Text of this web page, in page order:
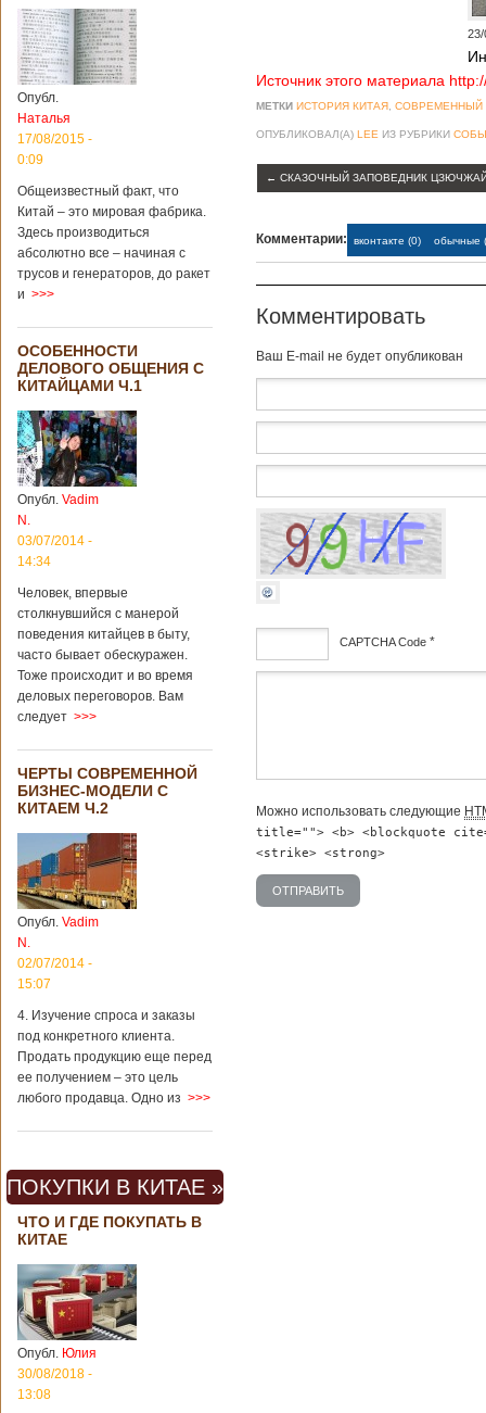
крупный
бирюзовый
рудник
Китайским
археологам
обнаружить
крупнейший рудник
по добыче бирюзы
на территории
Уйгурского
автономного
Китая. Об этом
сообщает
агентство Синьхуа,
ссылаясь на
Синьцзянский
институт
археологии и
культурных
реликвий. Площадь
участка, на
котором добывали
бирюзу, составляет
квадратных
километров.
Сообщается, что
рудник состоит из
функциональных
Подробнее...
Опубликовано
для туристов
вещи в Китае
Традиции и образ
жизни жителей
Китая существенно
отличаются от
Мы собрали для
вас информацию о
вещах, которые
больше всего
удивляют туристов
в Поднебесной.
Металлодетекторы
не было, да и весь
Китай в этом
отношении
считается
государством. Но в
метрополитене
Шанхая или
Подробнее...
Опубликовано
23/09/2018 - 13:07
В Китае
появился на
свет ребенок
Опубл.
Наталья
17/08/2015 -
0:09
Общеизвестный факт, что
Китай – это мировая фабрика.
Здесь производиться
абсолютно все – начиная с
трусов и генераторов, до ракет
и >>>
ОСОБЕННОСТИ
ДЕЛОВОГО ОБЩЕНИЯ С
КИТАЙЦАМИ Ч.1
Опубл. Vadim
N.
03/07/2014 -
14:34
Человек, впервые
столкнувшийся с манерой
поведения китайцев в быту,
часто бывает обескуражен.
Тоже происходит и во время
деловых переговоров. Вам
следует >>>
ЧЕРТЫ СОВРЕМЕННОЙ
БИЗНЕС-МОДЕЛИ С
КИТАЕМ Ч.2
Опубл. Vadim
N.
02/07/2014 -
15:07
4. Изучение спроса и заказы
под конкретного клиента.
Продать продукцию еще перед
ее получением – это цель
любого продавца. Одно из >>>
ПОКУПКИ В КИТАЕ »
ЧТО И ГДЕ ПОКУПАТЬ В
КИТАЕ
Опубл. Юлия
30/08/2018 -
13:08
23/
Источник этого материала
МЕТКИ ИСТОРИЯ КИТАЯ СОВРЕМЕННЫЙ
ОПУБЛИКОВАЛ(А) LEE ИЗ РУБРИКИ
← СКАЗОЧНЫЙ ЗАПОВЕДНИК
Комментарии: вконтакте (0) обычные
Комментировать
Baш E-mail не будет опубликован
CAPTCHA Code *
Можно использовать следующие
title=""> <b> <blockquote
<strike> <strong>